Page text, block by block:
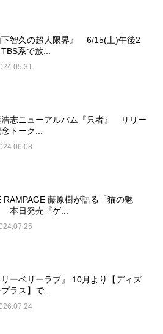
下智久の超人限界』 6/15(土)午後2
系で放...
浩志ニューアルバム『只者』 リリー
トーク...
RAMPAGE 藤原樹が語る「猫の魅
本日発売『ゲ...
リーベリーラブ』 10月より【ディズ
ラス】で...